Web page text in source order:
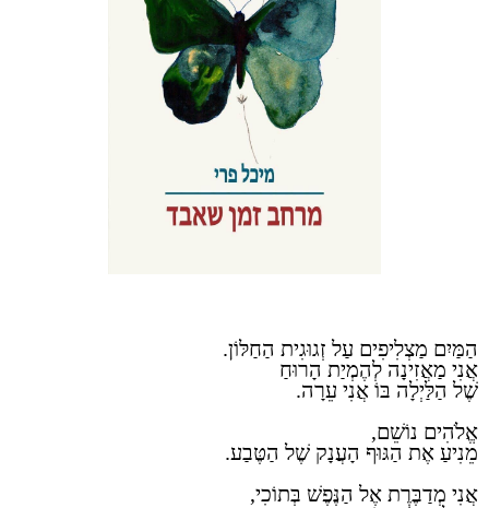
הַמַּיִם מַצְלִיפִים עַל זְגוּגִית הַחַלּוֹן.
אֲנִי מַאֲזִינָה לְהֶמְיַת הָרוּחַ
שֶׁל הַלַּיְלָה בּוֹ אֲנִי עֵרָה.
אֱלֹהִים נוֹשֵׁם,
מֵנִיעַ אֶת הַגּוּף הָעֲנָק שֶׁל הַטֶּבַע.
אֲנִי מְדַבֶּרֶת אֶל הַנֶּפֶשׁ בְּתוֹכִי,